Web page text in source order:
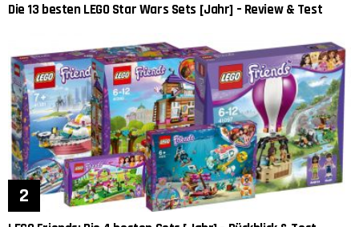
Die 13 besten LEGO Star Wars Sets [Jahr] – Review & Test